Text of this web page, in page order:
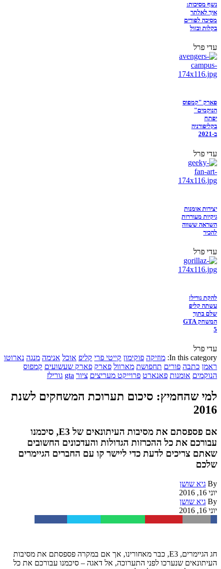
נשף מסיכות:
איך לאלתר
מסיכה לפורים
בקלות ובזול
עדי פרל
פארק "קמפוס
הנוקמים"
יפתח
בקליפורניה
ב-2021
עדי פרל
יצירות אומנות
גיקיות מעוררות
השראה ששווה
להכיר
עדי פרל
להקת גורילז
עשתה קליפ
שלם בתוך
המשחק GTA
5
עדי פרל
In this category: מוזיקה פוקימון קייטי פרי קליפ אוכל אנימה מנגה נארוטו
ראמן כתבה פורים תחפושת מארוול פארק פארק שעשועים קמפוס
הנוקמים אומנות פאנארט פרוייקט מעריצים ציור gta גורילז
למי שהחמיץ: סיכום תערוכת המשחקים לשנת
2016
אם פספסתם את מסיבות העיתונאים של E3, סיכמנו
עבורכם את כל ההכרזות הגדולות והעדכונים החשובים
שאתם צריכים לדעת כדי ליישר קו עם החברים הגיימרים
שלכם
By גיא שושן
יוני 16, 2016
By גיא שושן
יוני 16, 2016
חג הגיימרים, E3, כבר מאחורינו, אך אם במקרה פספסתם את מסיבות
העיתונאים שנערכו לפני התערוכה, אל דאגה – סיכמנו עבורכם את כל